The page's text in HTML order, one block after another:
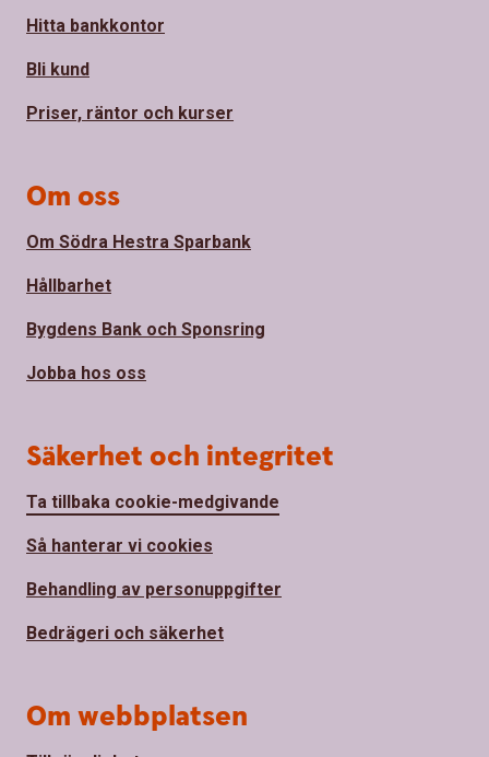
Hitta bankkontor
Bli kund
Priser, räntor och kurser
Om oss
Om Södra Hestra Sparbank
Hållbarhet
Bygdens Bank och Sponsring
Jobba hos oss
Säkerhet och integritet
Ta tillbaka cookie-medgivande
Så hanterar vi cookies
Behandling av personuppgifter
Bedrägeri och säkerhet
Om webbplatsen